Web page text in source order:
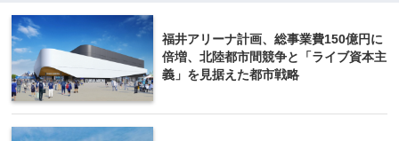
福井アリーナ計画、総事業費150億円に
倍増、北陸都市間競争と「ライブ資本主
義」を見据えた都市戦略